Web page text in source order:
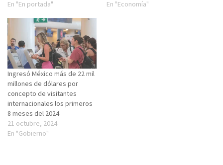
En "En portada" En "Economía"
Ingresó México más de 22 mil
millones de dólares por
concepto de visitantes
internacionales los primeros
8 meses del 2024
21 octubre, 2024
En "Gobierno"